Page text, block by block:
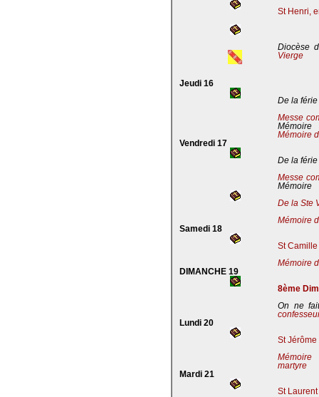
St Henri,
Diocèse
Vierge
Jeudi 16
De la férie
Messe
Mémoire
Mémoire
Vendredi 17
De la férie
Messe
Mémoire
De la Ste
Mémoire
Samedi 18
St
Mémoire
DIMANCHE 19
8ème
On ne
Lundi 20
St
Mémoire
martyre
Mardi 21
St